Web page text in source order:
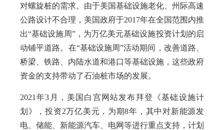
对螺旋桩的需求。由于美国基础设施老化、州际高速
公路设计不合理，美国政府于2017年在全国范围内推
出“基础设施周”，为万亿美元基础设施投资计划的启
动铺平道路。在“基础设施周”活动期间，改善道路、
桥梁、铁路、内陆水道和港口等基础设施，这些政府
资金的支持带动了石油桩市场的发展。
2021年3月，美国白宫网站发布拜登《基础设施计
划》，投资2万亿美元，为期8年，其中对新能源发
电、储能、新能源汽车、电网等进行重点支持，计划